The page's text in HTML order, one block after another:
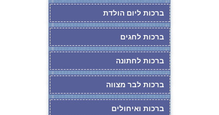
ברכות ליום הולדת
ברכות לחגים
ברכות לחתונה
ברכות לבר מצווה
ברכות ואיחולים